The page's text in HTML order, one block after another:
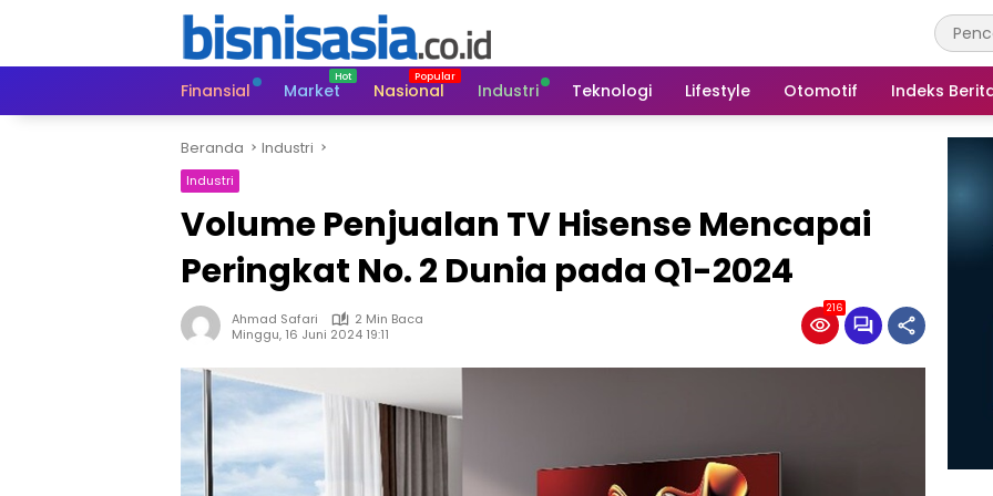
Finansial
Market Nasional Industri Teknologi Lifestyle Otomotif Indeks
Beranda Industri
Industri
Volume Penjualan TV Hisense Mencapai
Peringkat No. 2 Dunia pada Q1-2024
Ahmad Safari
2 Min Baca
Minggu, 16 Juni 2024 19:11
216